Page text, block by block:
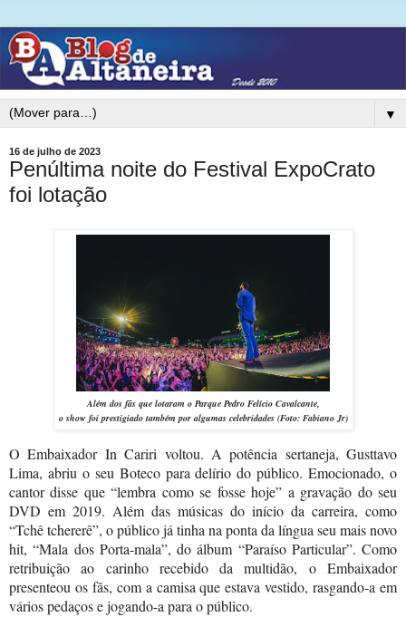
▼
16 de julho de 2023
Penúltima noite do Festival ExpoCrato
foi lotação
Além dos fãs que lotaram o Parque Pedro Felício Cavalcante,
o show foi prestigiado também por algumas celebridades (Foto: Fabiano Jr)
O Embaixador In Cariri voltou. A potência sertaneja, Gusttavo
Lima, abriu o seu Boteco para delírio do público. Emocionado, o
cantor disse que “lembra como se fosse hoje” a gravação do seu
DVD em 2019. Além das músicas do início da carreira, como
“Tchê tchererê”, o público já tinha na ponta da língua seu mais novo
hit, “Mala dos Porta-mala”, do álbum “Paraíso Particular”. Como
retribuição ao carinho recebido da multidão, o Embaixador
presenteou os fãs, com a camisa que estava vestido, rasgando-a em
vários pedaços e jogando-a para o público.